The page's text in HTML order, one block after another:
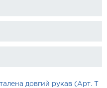
довгий рукав (Арт. T